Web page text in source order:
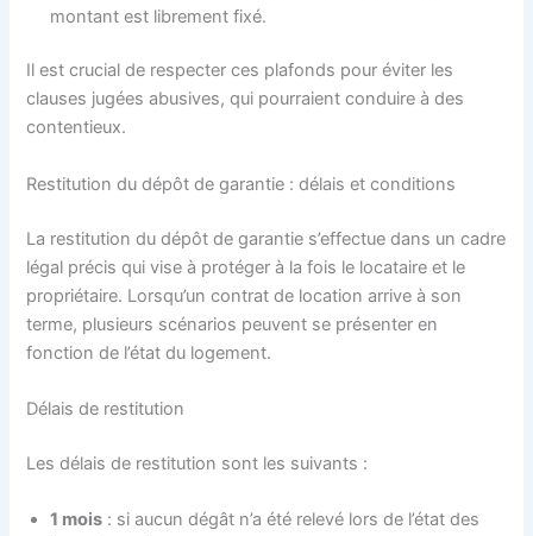
montant est librement fixé.
Il est crucial de respecter ces plafonds pour éviter les
clauses jugées abusives, qui pourraient conduire à des
contentieux.
Restitution du dépôt de garantie : délais et conditions
La restitution du dépôt de garantie s’effectue dans un cadre
légal précis qui vise à protéger à la fois le locataire et le
propriétaire. Lorsqu’un contrat de location arrive à son
terme, plusieurs scénarios peuvent se présenter en
fonction de l’état du logement.
Délais de restitution
Les délais de restitution sont les suivants :
1 mois : si aucun dégât n’a été relevé lors de l’état des